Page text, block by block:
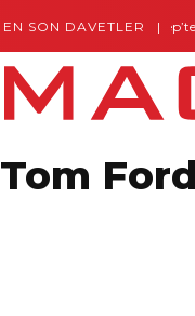
EN SON DAVETLER
Gaziantep’te
Tom